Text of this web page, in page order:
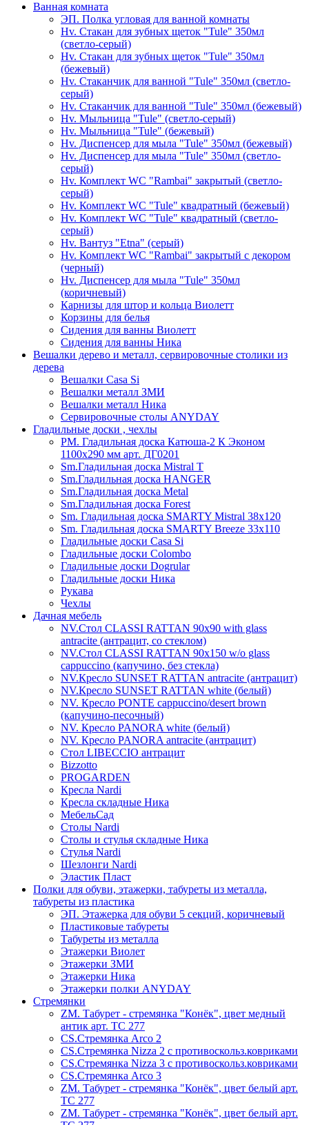
Ванная комната
ЭП. Полка угловая для ванной комнаты
Hv. Стакан для зубных щеток "Tule" 350мл
(светло-серый)
Hv. Стакан для зубных щеток "Tule" 350мл
(бежевый)
Hv. Стаканчик для ванной "Tule" 350мл (светло-
серый)
Hv. Стаканчик для ванной "Tule" 350мл (бежевый)
Hv. Мыльница "Tule" (светло-серый)
Hv. Мыльница "Tule" (бежевый)
Hv. Диспенсер для мыла "Tule" 350мл (бежевый)
Hv. Диспенсер для мыла "Tule" 350мл (светло-
серый)
Hv. Комплект WC "Rambai" закрытый (светло-
серый)
Hv. Комплект WC "Tule" квадратный (бежевый)
Hv. Комплект WC "Tule" квадратный (светло-
серый)
Hv. Вантуз "Etna" (серый)
Hv. Комплект WC "Rambai" закрытый с декором
(черный)
Hv. Диспенсер для мыла "Tule" 350мл
(коричневый)
Карнизы для штор и кольца Виолетт
Корзины для белья
Сидения для ванны Виолетт
Сидения для ванны Ника
Вешалки дерево и металл, сервировочные столики из
дерева
Вешалки Casa Si
Вешалки металл ЗМИ
Вешалки металл Ника
Сервировочные столы ANYDAY
Гладильные доски , чехлы
PM. Гладильная доска Катюша-2 К Эконом
1100х290 мм арт. ДГ0201
Sm.Гладильная доска Mistral T
Sm.Гладильная доска HANGER
Sm.Гладильная доска Metal
Sm.Гладильная доска Forest
Sm. Гладильная доска SMARTY Mistral 38x120
Sm. Гладильная доска SMARTY Breeze 33х110
Гладильные доски Casa Si
Гладильные доски Colombo
Гладильные доски Dogrular
Гладильные доски Ника
Рукава
Чехлы
Дачная мебель
NV.Стол CLASSI RATTAN 90х90 with glass
antracite (антрацит, со стеклом)
NV.Стол CLASSI RATTAN 90х150 w/o glass
cappuccino (капучино, без стекла)
NV.Кресло SUNSET RATTAN antracite (антрацит)
NV.Кресло SUNSET RATTAN white (белый)
NV. Кресло PONTE cappuccino/desert brown
(капучино-песочный)
NV. Кресло PANORA white (белый)
NV. Кресло PANORA antracite (антрацит)
Стол LIBECCIO антрацит
Bizzotto
PROGARDEN
Кресла Nardi
Кресла складные Ника
МебельСад
Столы Nardi
Столы и стулья складные Ника
Стулья Nardi
Шезлонги Nardi
Эластик Пласт
Полки для обуви, этажерки, табуреты из металла,
табуреты из пластика
ЭП. Этажерка для обуви 5 секций, коричневый
Пластиковые табуреты
Табуреты из металла
Этажерки Виолет
Этажерки ЗМИ
Этажерки Ника
Этажерки полки ANYDAY
Стремянки
ZM. Табурет - стремянка "Конёк", цвет медный
антик арт. ТС 277
CS.Стремянка Arco 2
CS.Стремянка Nizza 2 с противоскольз.ковриками
CS.Стремянка Nizza 3 с противоскольз.ковриками
CS.Стремянка Arco 3
ZM. Табурет - стремянка "Конёк", цвет белый арт.
ТС 277
ZM. Табурет - стремянка "Конёк", цвет белый арт.